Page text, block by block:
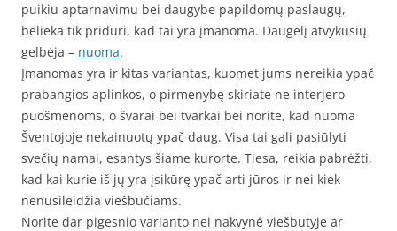
puikiu aptarnavimu bei daugybe papildomų paslaugų,
belieka tik priduri, kad tai yra įmanoma. Daugelį atvykusių
gelbėja – nuoma.
Įmanomas yra ir kitas variantas, kuomet jums nereikia ypač
prabangios aplinkos, o pirmenybę skiriate ne interjero
puošmenoms, o švarai bei tvarkai bei norite, kad nuoma
Šventojoje nekainuotų ypač daug. Visa tai gali pasiūlyti
svečių namai, esantys šiame kurorte. Tiesa, reikia pabrėžti,
kad kai kurie iš jų yra įsikūrę ypač arti jūros ir nei kiek
nenusileidžia viešbučiams.
Norite dar pigesnio varianto nei nakvynė viešbutyje ar